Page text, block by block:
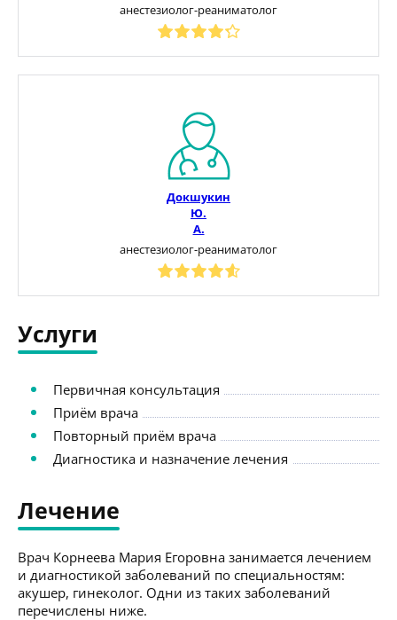
анестезиолог-реаниматолог
Докшукин
Ю.
А.
анестезиолог-реаниматолог
Услуги
Первичная консультация
Приём врача
Повторный приём врача
Диагностика и назначение лечения
Лечение
Врач Корнеева Мария Егоровна занимается лечением
и диагностикой заболеваний по специальностям:
акушер, гинеколог. Одни из таких заболеваний
перечислены ниже.